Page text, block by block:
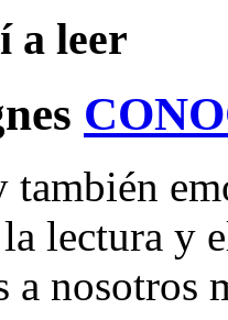
a leer
lectura y
a nosotros